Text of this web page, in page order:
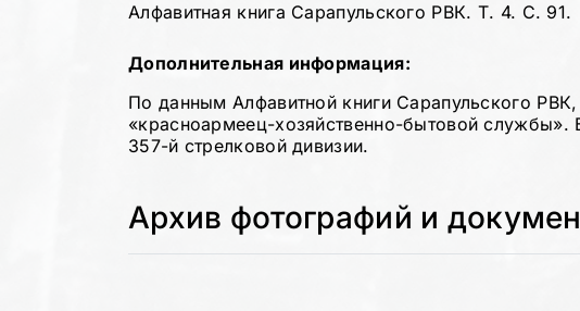
Алфавитная книга Сарапульского РВК. Т. 4. С. 91.
Дополнительная информация:
По данным Алфавитной книги Сарапульского
«красноармеец-хозяйственно-бытовой службы».
357-й стрелковой дивизии.
Архив фотографий и